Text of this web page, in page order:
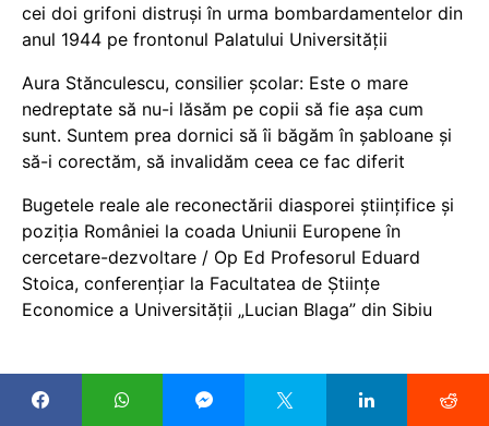
cei doi grifoni distruși în urma bombardamentelor din
anul 1944 pe frontonul Palatului Universității
Aura Stănculescu, consilier școlar: Este o mare
nedreptate să nu-i lăsăm pe copii să fie așa cum
sunt. Suntem prea dornici să îi băgăm în șabloane și
să-i corectăm, să invalidăm ceea ce fac diferit
Bugetele reale ale reconectării diasporei științifice și
poziția României la coada Uniunii Europene în
cercetare-dezvoltare / Op Ed Profesorul Eduard
Stoica, conferențiar la Facultatea de Științe
Economice a Universității „Lucian Blaga” din Sibiu